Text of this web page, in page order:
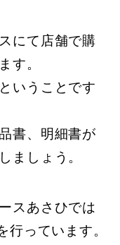
にて店舗で購
す。
いうことです
書、明細書が
ましょう。
スあさひでは
行っています。​